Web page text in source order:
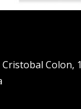
Cristobal Colon, 1